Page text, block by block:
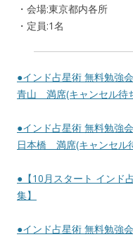
・会場:東京都内各所
・定員:1名
●インド占星術 無料勉強
青山 満席(キャンセル待
●インド占星術 無料勉強
日本橋 満席(キャンセル
●【10月スタート インド
集】
●インド占星術 無料勉強